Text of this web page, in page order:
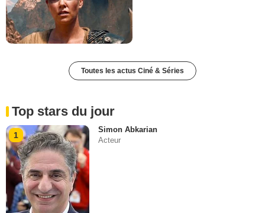
Toutes les actus Ciné & Séries
Top stars du jour
1
Simon Abkarian
Acteur